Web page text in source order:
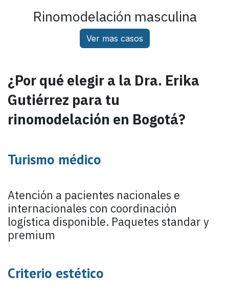
Rinomodelación masculina
Ver mas casos
¿Por qué elegir a la Dra. Erika
Gutiérrez para tu
rinomodelación en Bogotá?
Turismo médico
Atención a pacientes nacionales e
internacionales con coordinación
logística disponible. Paquetes standar y
premium
Criterio estético